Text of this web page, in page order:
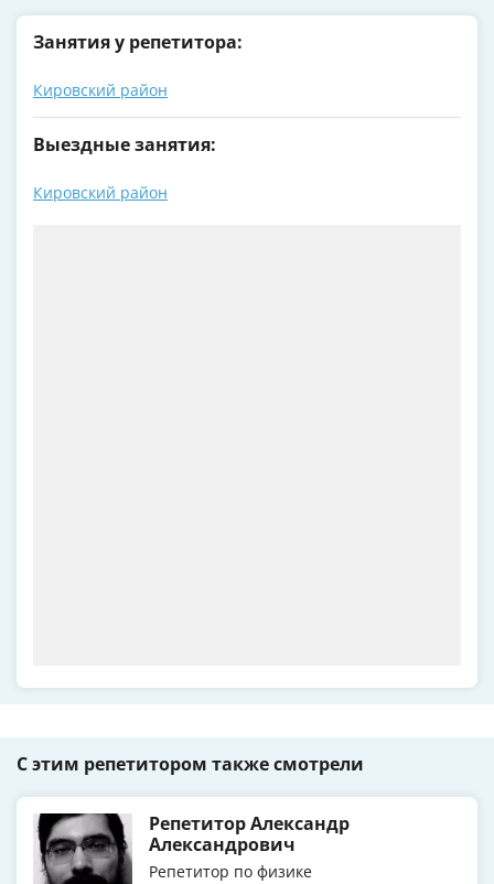
Занятия у репетитора:
Кировский район
Выездные занятия:
Кировский район
С этим репетитором также смотрели
Репетитор Александр
Александрович
Репетитор по физике